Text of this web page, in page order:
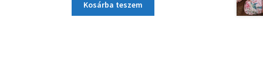
Kosárba teszem